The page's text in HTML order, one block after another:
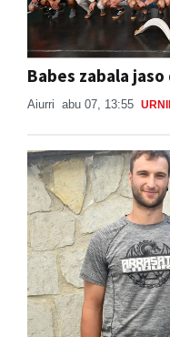
Babes zabala jaso
Aiurri abu 07, 13:55